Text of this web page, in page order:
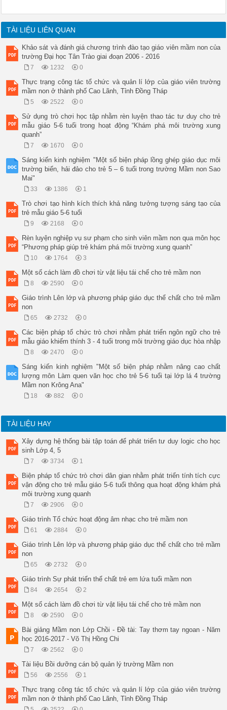

Trò chơi:
“ Ai hay hơn?”
4
2
4
2
3
TÀI LIỆU LIÊN QUAN
Khảo sát và đánh giá chương trình đào tạo giáo viên mầm non của
trường Đại học Tân Trào giai đoạn 2006 - 2016
7 1232 0
Thực trạng công tác tổ chức và quản lí lớp của giáo viên trường
mầm non ở thành phố Cao Lãnh, Tỉnh Đồng Tháp
5 2522 0
Sử dụng trò chơi học tập nhằm rèn luyện thao tác tư duy cho trẻ
mẫu giáo 5-6 tuổi trong hoạt động “Khám phá môi trường xung
quanh”
7 1670 0
Sáng kiến kinh nghiệm "Một số biện pháp lồng ghép giáo dục môi
trường biển, hải đảo cho trẻ 5 – 6 tuổi trong trường Mầm non Sao
Mai"
33 1386 1
Trò chơi tạo hình kích thích khả năng tưởng tượng sáng tạo của
trẻ mẫu giáo 5-6 tuổi
9 2168 0
Rèn luyện nghiệp vụ sư phạm cho sinh viên mầm non qua môn học
“Phương pháp giúp trẻ khám phá môi trường xung quanh”
10 1764 3
Một số cách làm đồ chơi từ vật liệu tái chế cho trẻ mầm non
8 2590 0
Giáo trình Lên lớp và phương pháp giáo dục thể chất cho trẻ mầm
non
65 2732 0
Các biện pháp tổ chức trò chơi nhằm phát triển ngôn ngữ cho trẻ
mẫu giáo khiếm thính 3 - 4 tuổi trong môi trường giáo dục hòa nhập
8 2470 0
Sáng kiến kinh nghiệm "Một số biện pháp nhằm nâng cao chất
lượng môn Làm quen văn học cho trẻ 5-6 tuổi tại lớp lá 4 trường
Mầm non Krông Ana"
18 882 0
TÀI LIỆU HAY
Xây dựng hệ thống bài tập toán để phát triển tư duy logic cho học
sinh Lớp 4, 5
7 3734 1
Biện pháp tổ chức trò chơi dân gian nhằm phát triển tính tích cực
vận động cho trẻ mẫu giáo 5-6 tuổi thông qua hoạt động khám phá
môi trường xung quanh
7 2906 0
Giáo trình Tổ chức hoạt động âm nhạc cho trẻ mầm non
61 2884 0
Giáo trình Lên lớp và phương pháp giáo dục thể chất cho trẻ mầm
non
65 2732 0
Giáo trình Sự phát triển thể chất trẻ em lứa tuổi mầm non
84 2654 2
Một số cách làm đồ chơi từ vật liệu tái chế cho trẻ mầm non
8 2590 0
Bài giảng Mầm non Lớp Chồi - Đề tài: Tay thơm tay ngoan - Năm
học 2016-2017 - Võ Thị Hồng Chi
7 2562 0
Tài liệu Bồi dưỡng cán bộ quản lý trường Mầm non
56 2556 1
Thực trạng công tác tổ chức và quản lí lớp của giáo viên trường
mầm non ở thành phố Cao Lãnh, Tỉnh Đồng Tháp